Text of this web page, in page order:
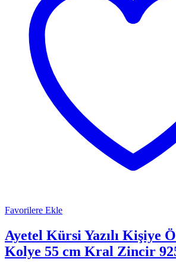
Favorilere Ekle
Ayetel Kürsi Yazılı Kişiye
Kolye 55 cm Kral Zincir